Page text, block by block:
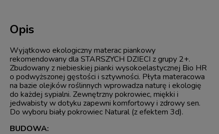
Opis
Wyjątkowo ekologiczny materac piankowy
rekomendowany dla STARSZYCH DZIECI z grupy 2+.
Zbudowany z niebieskiej pianki wysokoelastycznej Bio HR
o podwyższonej gęstości i sztywności. Płyta materacowa
na bazie olejków roślinnych wprowadza naturę i ekologię
do każdej sypialni. Zewnętrzny pokrowiec, miękki i
jedwabisty w dotyku zapewni komfortowy i zdrowy sen.
Do wyboru biały pokrowiec Natural (z efektem 3d).
BUDOWA: